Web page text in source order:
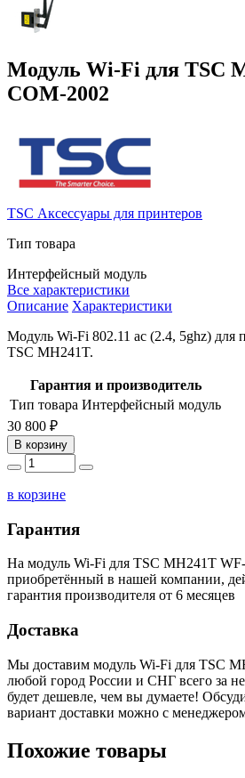
Модуль Wi-Fi для TSC
COM-2002
TSC Аксессуары для принтеров
Тип товара
Интерфейсный модуль
Все характеристики
Описание Характеристики
Модуль Wi-Fi 802.11 ac (2.4, 5ghz) для
TSC MH241T.
Гарантия и производитель
Тип товара Интерфейсный модуль
30 800 ₽
В корзину
в корзине
Гарантия
На модуль Wi-Fi для TSC MH241T
приобретённый в нашей компании,
гарантия производителя от 6 месяцев
Доставка
Мы доставим модуль Wi-Fi для TSC
любой город России и СНГ всего за
будет дешевле, чем вы думаете!
вариант доставки можно с
Похожие товары